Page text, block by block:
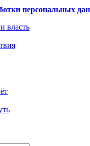
персональных
власть